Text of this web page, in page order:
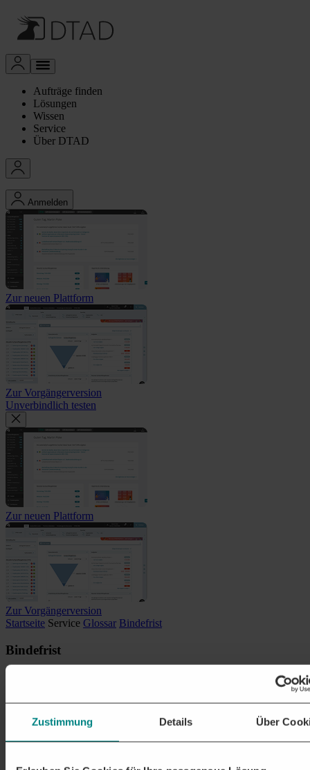
Zustimmung Details Über
Aufträge finden
Lösungen
Wissen
Service
Über DTAD
Anmelden
Zur neuen Plattform
Zur Vorgängerversion
Unverbindlich testen
Zur neuen Plattform
Zur Vorgängerversion
Startseite Service Glossar Bindefrist
Bindefrist
an sein
besteht die
Bindefrist von der Abgabe des Angebots bis zumZuschlag.
DIE DTAD PLATTFORM PASSENDE